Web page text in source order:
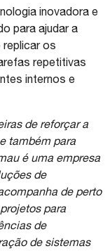
inovadora e
para ajudar a
replicar os
repetitivas
internos e
de reforçar a
também para
é uma empresa
de
de perto
para
de
de sistemas